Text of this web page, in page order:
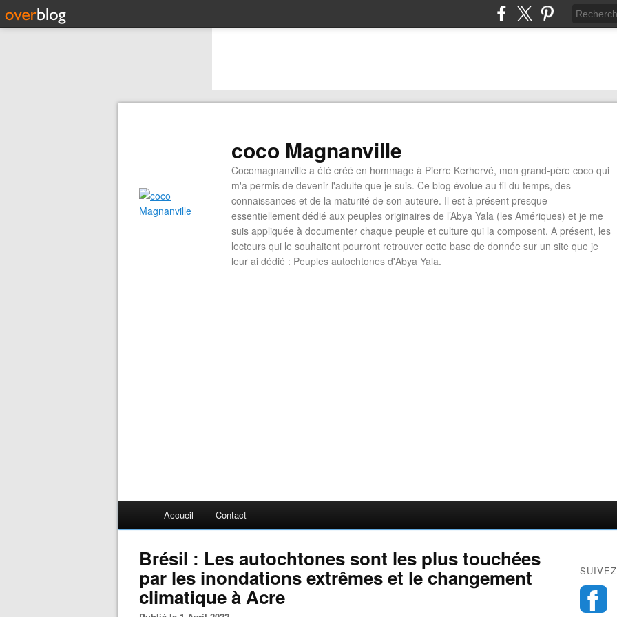
coco Magnanville
Cocomagnanville a été créé en hommage à Pierre Kerhervé, mon grand-père coco qui
m'a permis de devenir l'adulte que je suis. Ce blog évolue au fil du temps, des
connaissances et de la maturité de son auteure. Il est à présent presque
essentiellement dédié aux peuples originaires de l’Abya Yala (les Amériques) et je me
suis appliquée à documenter chaque peuple et culture qui la composent. A présent, les
lecteurs qui le souhaitent pourront retrouver cette base de donnée sur un site que je
leur ai dédié : Peuples autochtones d'Abya Yala.
Accueil Contact
Brésil : Les autochtones sont les plus touchées
par les inondations extrêmes et le changement
climatique à Acre